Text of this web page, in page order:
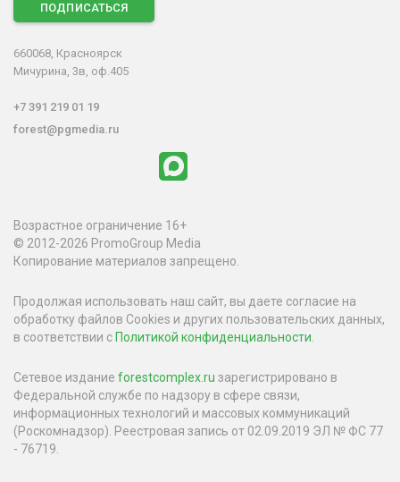
ПОДПИСАТЬСЯ
660068, Красноярск
Мичурина, 3в, оф.405
+7 391 219 01 19
forest@pgmedia.ru
Возрастное ограничение 16+
© 2012-2026 PromoGroup Media
Копирование материалов запрещено.
Продолжая использовать наш сайт, вы даете согласие на
обработку файлов Cookies и других пользовательских данных,
в соответствии с Политикой конфиденциальности.
Сетевое издание forestcomplex.ru зарегистрировано в
Федеральной службе по надзору в сфере связи,
информационных технологий и массовых коммуникаций
(Роскомнадзор). Реестровая запись от 02.09.2019 ЭЛ № ФС 77
- 76719.